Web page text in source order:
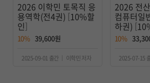
2026 이학민 토목직 응
용역학(전4권) [10%할
인]
10% 39,600원
2025-09-01 출간 ｜ 이학민 저자
2026 전
컴퓨터일
하권)
10%
2025-07-15